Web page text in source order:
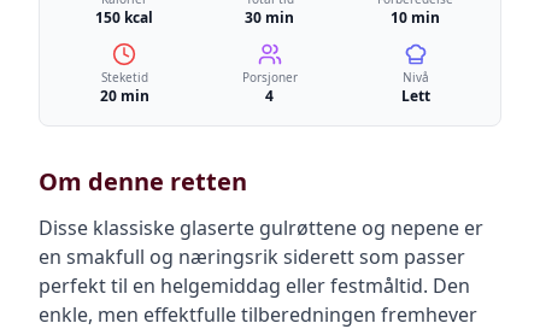
150 kcal 30 min 10 min
Steketid
20 min
Porsjoner
4
Nivå
Lett
Om denne retten
Disse klassiske glaserte gulrøttene og nepene er
en smakfull og næringsrik siderett som passer
perfekt til en helgemiddag eller festmåltid. Den
enkle, men effektfulle tilberedningen fremhever